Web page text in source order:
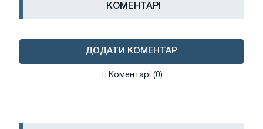
КОМЕНТАРІ
ДОДАТИ КОМЕНТАР
Коментарі (0)